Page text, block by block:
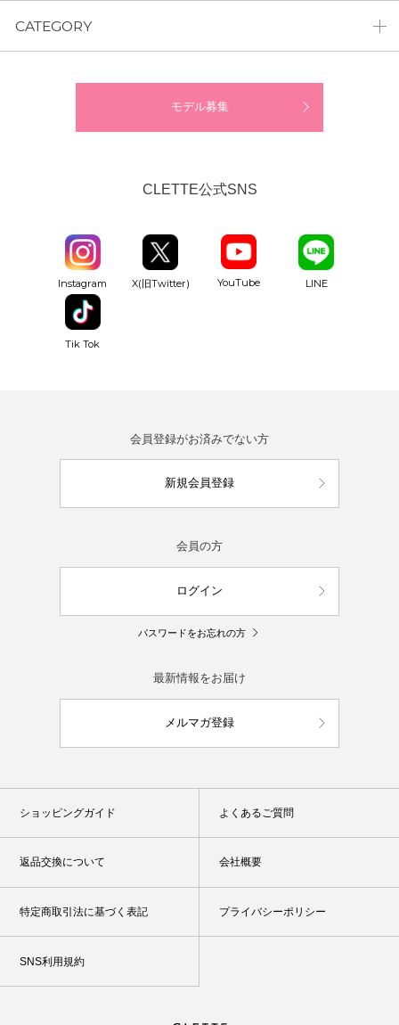
CATEGORY
モデル募集
CLETTE公式SNS
Instagram X(旧Twitter) YouTube LINE
Tik Tok
会員登録がお済みでない方
新規会員登録
会員の方
ログイン
パスワードをお忘れの方
最新情報をお届け
メルマガ登録
ショッピングガイド よくあるご質問
返品交換について 会社概要
特定商取引法に基づく表記 プライバシーポリシー
SNS利用規約